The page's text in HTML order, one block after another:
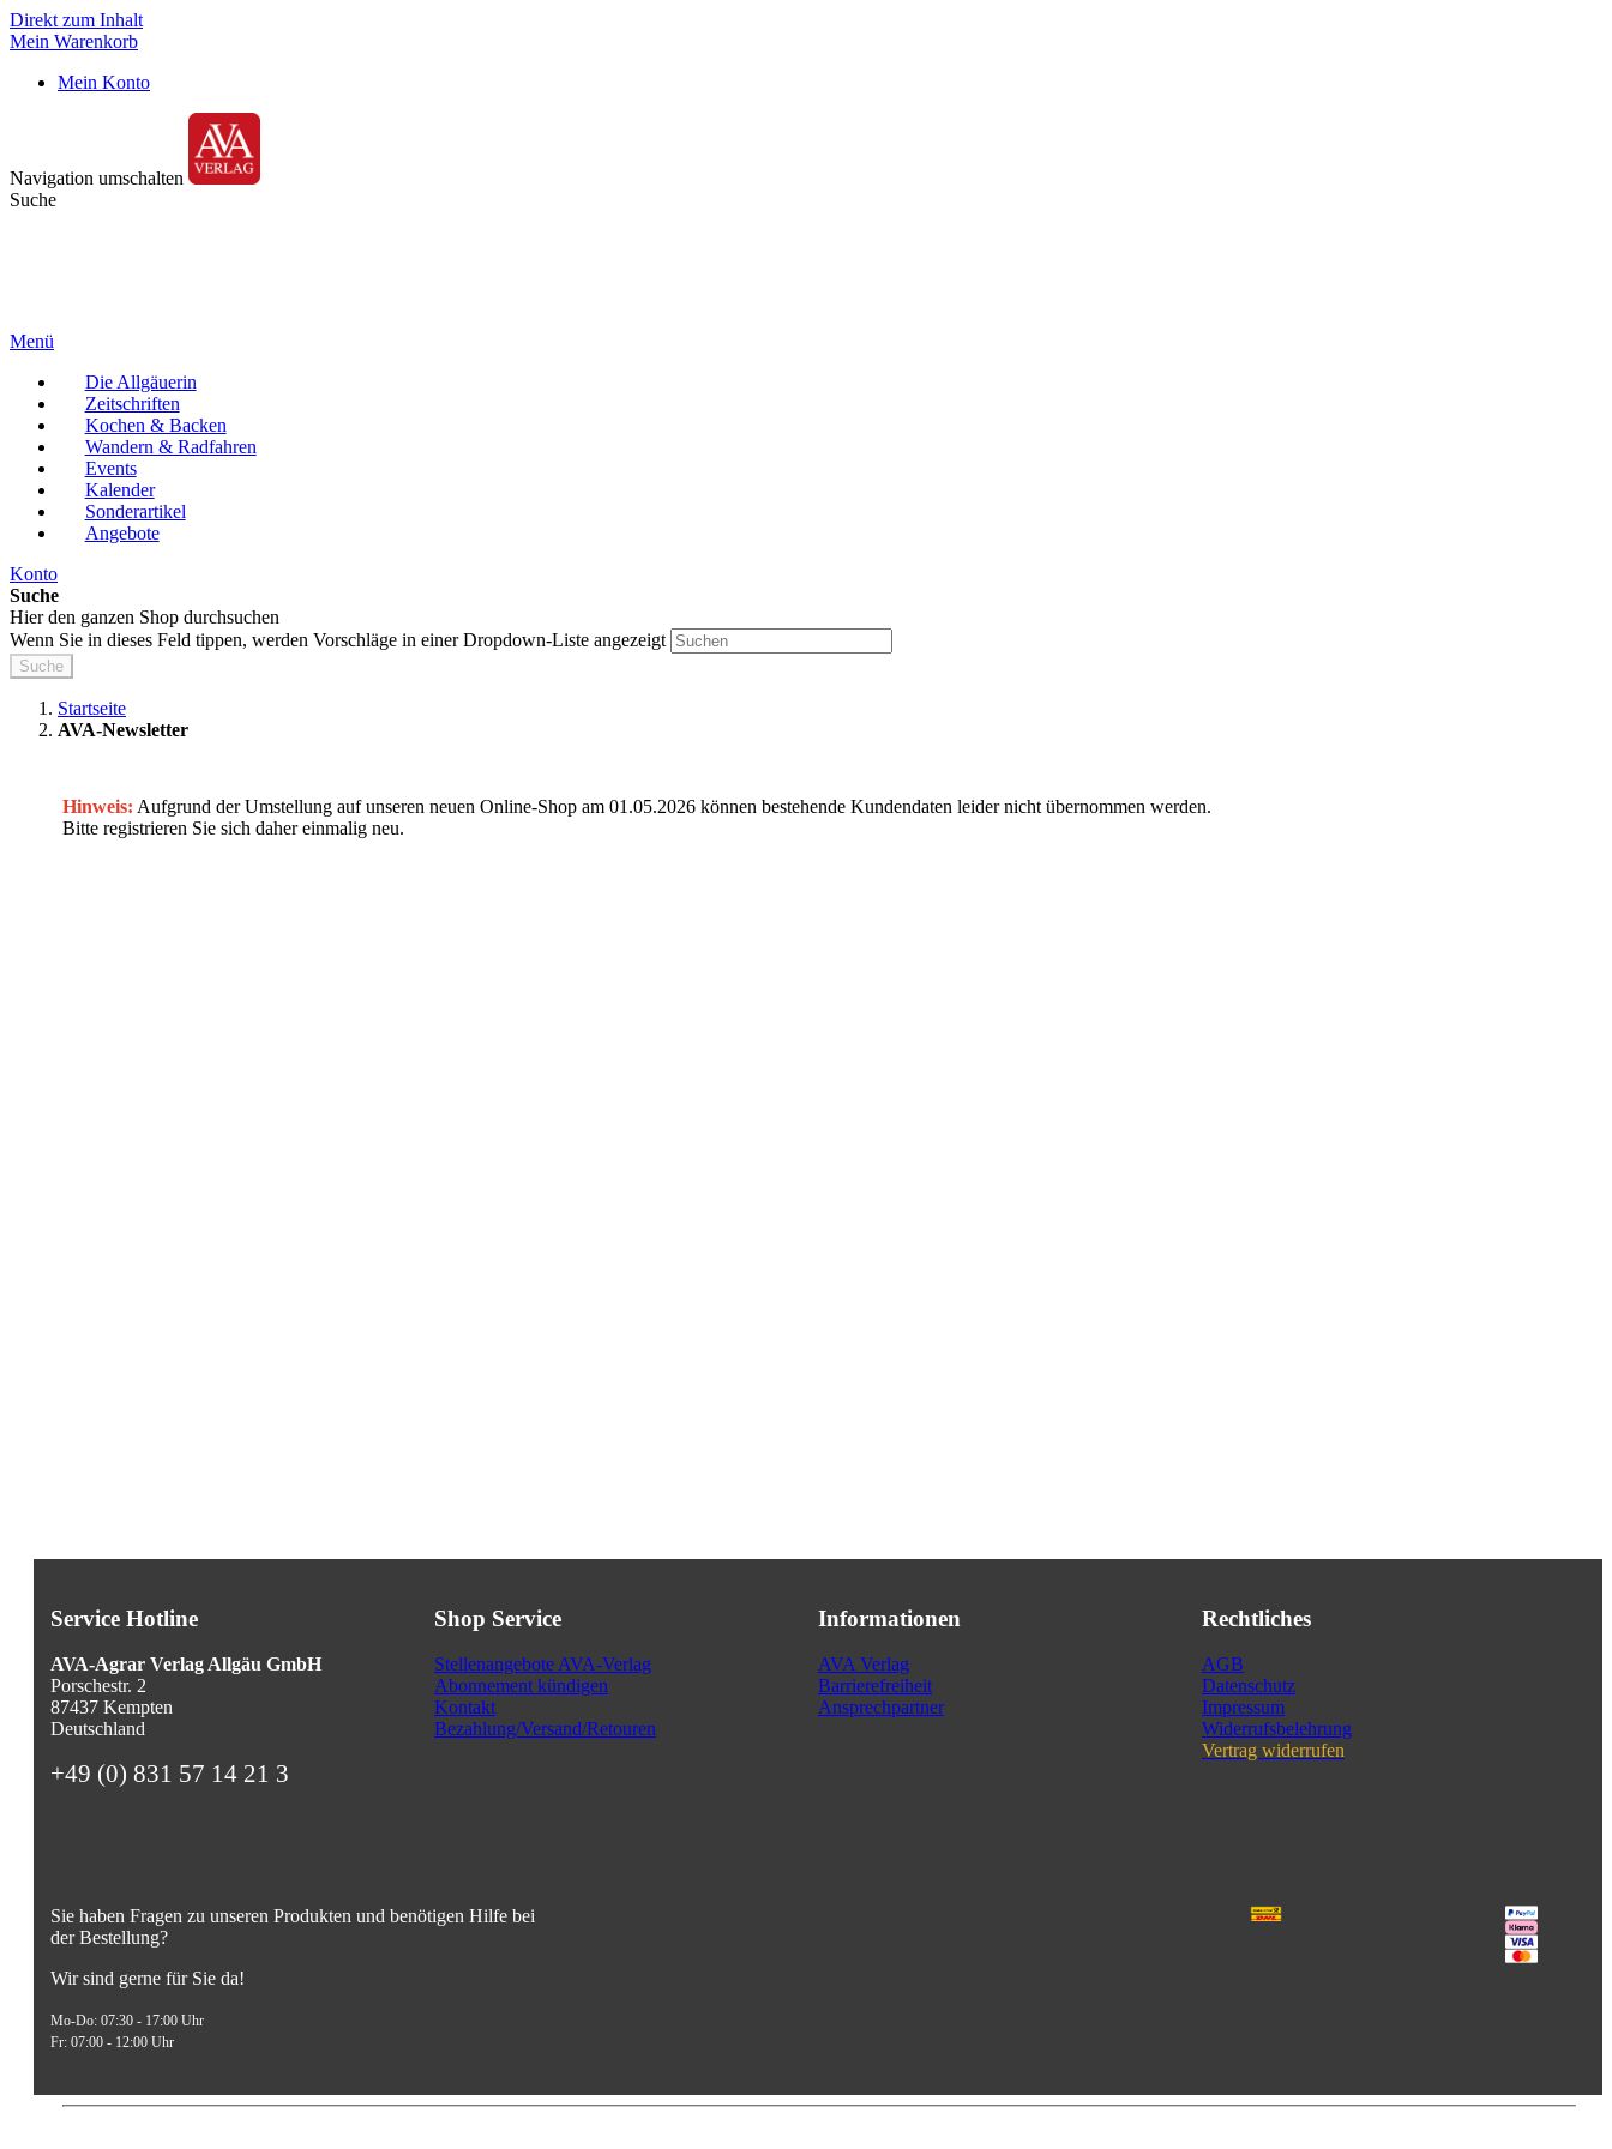
Direkt zum Inhalt
Mein Warenkorb
Mein Konto
Navigation umschalten
Suche
Menü
Die Allgäuerin
Zeitschriften
Kochen & Backen
Wandern & Radfahren
Events
Kalender
Sonderartikel
Angebote
Konto
Suche
Hier den ganzen Shop durchsuchen
Wenn Sie in dieses Feld tippen, werden Vorschläge in einer Dropdown-Liste angezeigt
Suche
Startseite
AVA-Newsletter
Hinweis: Aufgrund der Umstellung auf unseren neuen Online-Shop am 01.05.2026 können bestehende Kundendaten leider nicht übernommen werden.
Bitte registrieren Sie sich daher einmalig neu.
Service Hotline
AVA-Agrar Verlag Allgäu GmbH
Porschestr. 2
87437 Kempten
Deutschland
+49 (0) 831 57 14 21 3
Shop Service
Stellenangebote AVA-Verlag
Abonnement kündigen
Kontakt
Bezahlung/Versand/Retouren
Informationen
AVA Verlag
Barrierefreiheit
Ansprechpartner
Rechtliches
AGB
Datenschutz
Impressum
Widerrufsbelehrung
Vertrag widerrufen
Sie haben Fragen zu unseren Produkten und benötigen Hilfe bei
der Bestellung?
Wir sind gerne für Sie da!
Mo-Do: 07:30 - 17:00 Uhr
Fr: 07:00 - 12:00 Uhr